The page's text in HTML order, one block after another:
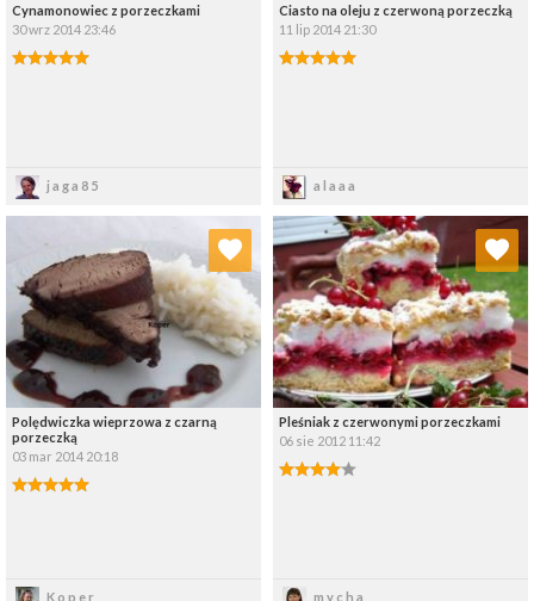
Cynamonowiec z porzeczkami
30 wrz 2014 23:46
jaga85
Ciasto na oleju z czerwoną porzeczką
11 lip 2014 21:30
alaaa
Polędwiczka wieprzowa z czarną
porzeczką
03 mar 2014 20:18
Koper
Dodaj do ulubionych
Wybierz listę:
Pleśniak z czerwonymi porzeczkami
06 sie 2012 11:42
mycha
Dodaj do ulubionych
Wybierz listę: